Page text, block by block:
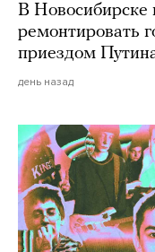
В Новосибирске
ремонтировать
приездом
день назад